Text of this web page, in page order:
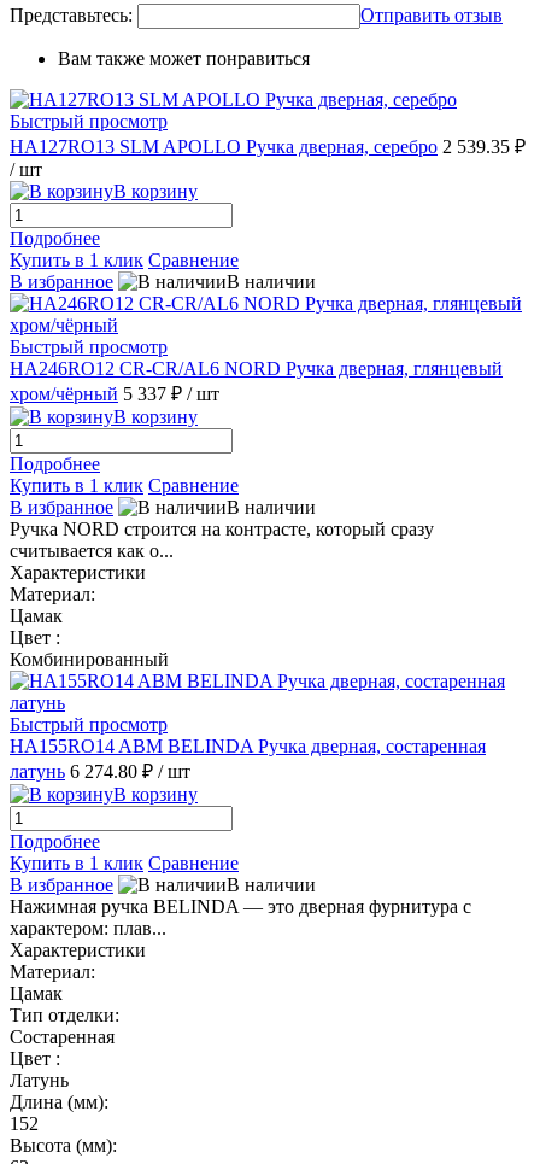
Представьтесь: Отправить отзыв
Вам также может понравиться
Быстрый просмотр
HA127RO13 SLM APOLLO Ручка дверная, серебро 2 539.35 ₽
/ шт
В корзину
Подробнее
Купить в 1 клик Сравнение
В избранное
В наличии
Быстрый просмотр
HA246RO12 CR-CR/AL6 NORD Ручка дверная, глянцевый
хром/чёрный 5 337 ₽ / шт
В корзину
Подробнее
Купить в 1 клик Сравнение
В избранное
В наличии
Ручка NORD строится на контрасте, который сразу
считывается как о...
Характеристики
Материал:
Цамак
Цвет :
Комбинированный
Быстрый просмотр
HA155RO14 ABM BELINDA Ручка дверная, состаренная
латунь 6 274.80 ₽ / шт
В корзину
Подробнее
Купить в 1 клик Сравнение
В избранное
В наличии
Нажимная ручка BELINDA — это дверная фурнитура с
характером: плав...
Характеристики
Материал:
Цамак
Тип отделки:
Состаренная
Цвет :
Латунь
Длина (мм):
152
Высота (мм):